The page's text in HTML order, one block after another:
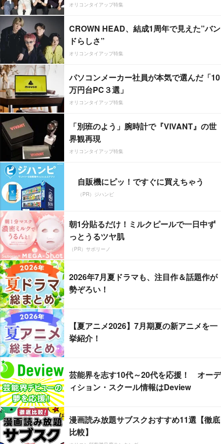
オリコンタイアップ特集
CROWN HEAD、結成1周年で見えた”バン
ドらしさ”
オリコンタイアップ特集
パソコンメーカー社員が本気で選んだ「10
万円台PC３選」
オリコンタイアップ特集
「別班のよう」腕時計で『VIVANT』の世
界観再現
オリコンタイアップ特集
自販機にピッ！ですぐに買えちゃう
（PR）ジハンピ
朝1分貼るだけ！ミルクピールで一日中ず
っとうるツヤ肌
（PR）サボリーノ
2026年7月夏ドラマも、注目作＆話題作が
勢ぞろい！
【夏アニメ2026】7月期夏の新アニメを一
挙紹介！
芸能界を志す10代～20代を応援！ オーデ
ィション・スクール情報はDeview
漫画読み放題サブスクおすすめ11選【徹底
比較】